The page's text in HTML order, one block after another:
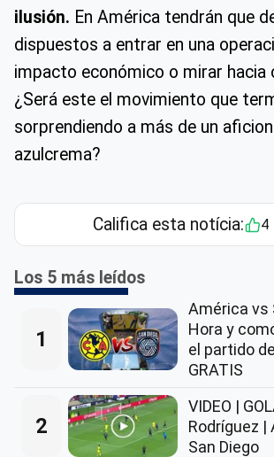
ilusión. En América tendrán que
dispuestos a entrar en una
impacto económico o mirar hacia
¿Será este el movimiento que
sorprendiendo a más de un
azulcrema?
Califica esta notícia: 4
Los 5 más leídos
1
América vs
Hora y
el partido
GRATIS
2
VIDEO |
Rodríguez |
San Diego